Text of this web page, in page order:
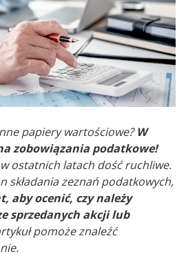
papiery wartościowe?W
zobowiązania podatkowe!
w ostatnich latach dość ruchliwe.
składania zeznań podatkowych,
aby ocenić, czy należy
sprzedanych akcji lub
pomoże znaleźć